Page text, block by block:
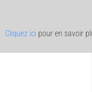
Cliquez ici pour en savoir